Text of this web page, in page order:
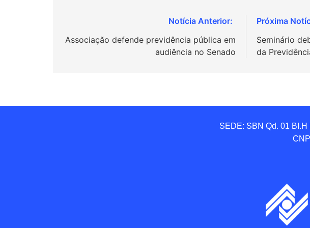
de
Associação defende previdência pública em
audiência no Senado
Seminário
da
SEDE: SBN Qd. 01